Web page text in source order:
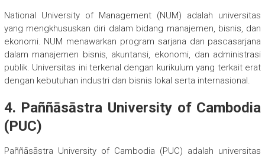
National University of Management (NUM) adalah universitas
yang mengkhususkan diri dalam bidang manajemen, bisnis, dan
ekonomi. NUM menawarkan program sarjana dan pascasarjana
dalam manajemen bisnis, akuntansi, ekonomi, dan administrasi
publik. Universitas ini terkenal dengan kurikulum yang terkait erat
dengan kebutuhan industri dan bisnis lokal serta internasional.
4. Paññāsāstra University of Cambodia
(PUC)
Paññāsāstra University of Cambodia (PUC) adalah universitas